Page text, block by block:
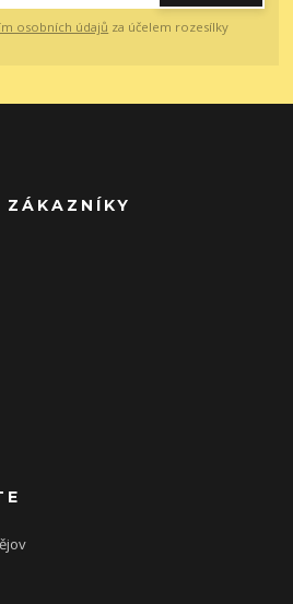
osobních údajů za účelem rozesílky
ZÁKAZNÍKY